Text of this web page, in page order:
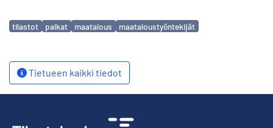
Avainsanat
tilastot palkat maatalous maataloustyöntekijät
Tietueen kaikki tiedot